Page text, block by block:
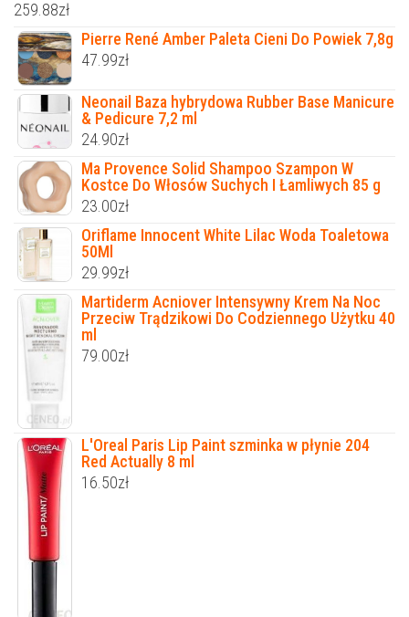
259.88zł
Pierre René Amber Paleta Cieni Do Powiek 7,8g
47.99zł
Neonail Baza hybrydowa Rubber Base Manicure
& Pedicure 7,2 ml
24.90zł
Ma Provence Solid Shampoo Szampon W
Kostce Do Włosów Suchych I Łamliwych 85 g
23.00zł
Oriflame Innocent White Lilac Woda Toaletowa
50Ml
29.99zł
Martiderm Acniover Intensywny Krem Na Noc
Przeciw Trądzikowi Do Codziennego Użytku 40
ml
79.00zł
L'Oreal Paris Lip Paint szminka w płynie 204
Red Actually 8 ml
16.50zł